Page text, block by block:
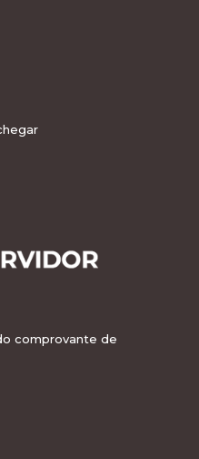
comprovante de